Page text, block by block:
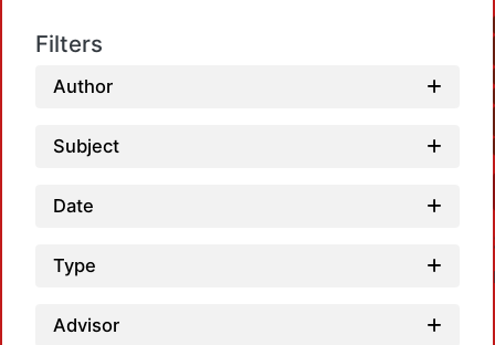
Filters
Author
Subject
Date
Type
Advisor